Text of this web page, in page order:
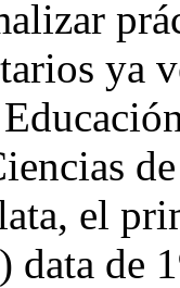
ya
el
data de